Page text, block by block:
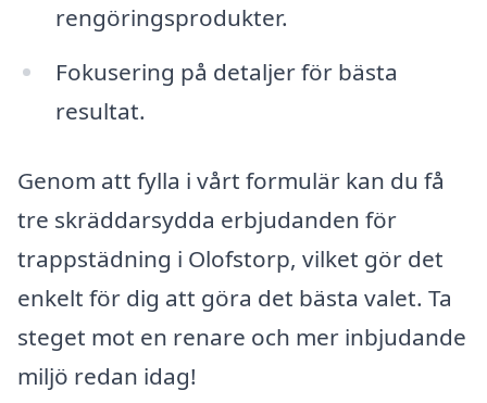
rengöringsprodukter.
Fokusering på detaljer för bästa
resultat.
Genom att fylla i vårt formulär kan du få
tre skräddarsydda erbjudanden för
trappstädning i Olofstorp, vilket gör det
enkelt för dig att göra det bästa valet. Ta
steget mot en renare och mer inbjudande
miljö redan idag!